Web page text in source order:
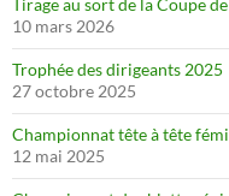
Tirage au sort de la Coupe
10 mars 2026
Trophée des dirigeants 2025
27 octobre 2025
Championnat tête à tête
12 mai 2025